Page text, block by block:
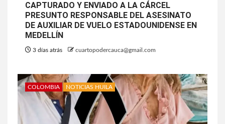
CAPTURADO Y ENVIADO A LA CÁRCEL
PRESUNTO RESPONSABLE DEL ASESINATO
DE AUXILIAR DE VUELO ESTADOUNIDENSE EN
MEDELLÍN
3 días atrás cuartopodercauca@gmail.com
COLOMBIA NOTICIAS HUILA